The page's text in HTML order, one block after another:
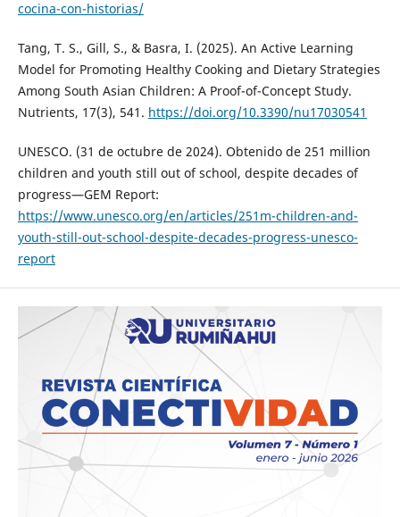
cocina-con-historias/
Tang, T. S., Gill, S., & Basra, I. (2025). An Active Learning
Model for Promoting Healthy Cooking and Dietary Strategies
Among South Asian Children: A Proof-of-Concept Study.
Nutrients, 17(3), 541. https://doi.org/10.3390/nu17030541
UNESCO. (31 de octubre de 2024). Obtenido de 251 million
children and youth still out of school, despite decades of
progress—GEM Report:
https://www.unesco.org/en/articles/251m-children-and-
youth-still-out-school-despite-decades-progress-unesco-
report